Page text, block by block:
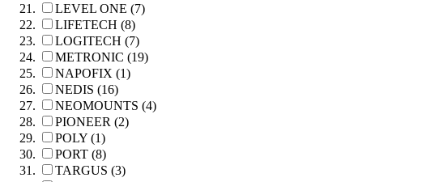
LEVEL ONE (7)
LIFETECH (8)
LOGITECH (7)
METRONIC (19)
NAPOFIX (1)
NEDIS (16)
NEOMOUNTS (4)
PIONEER (2)
POLY (1)
PORT (8)
TARGUS (3)